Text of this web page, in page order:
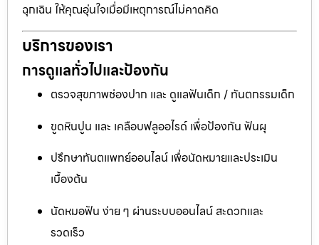
ฉุกเฉิน ให้คุณอุ่นใจเมื่อมีเหตุการณ์ไม่คาดคิด
บริการของเรา
การดูแลทั่วไปและป้องกัน
ตรวจสุขภาพช่องปาก และ ดูแลฟันเด็ก / ทันตกรรมเด็ก
ขูดหินปูน และ เคลือบฟลูออไรด์ เพื่อป้องกัน ฟันผุ
ปรึกษาทันตแพทย์ออนไลน์ เพื่อนัดหมายและประเมิน
เบื้องต้น
นัดหมอฟัน ง่าย ๆ ผ่านระบบออนไลน์ สะดวกและ
รวดเร็ว